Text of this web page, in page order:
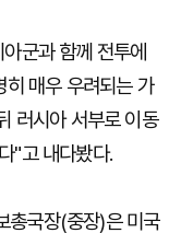
군과 함께 전투에
매우 우려되는 가
러시아 서부로 이동
"고 내다봤다.
총국장(중장)은 미국